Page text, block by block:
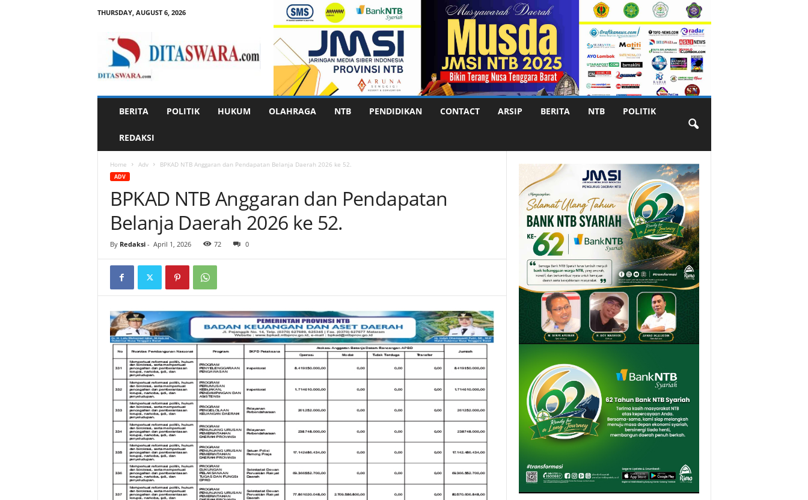
THURSDAY, AUGUST 6, 2026
s
BERITA POLITIK HUKUM OLAHRAGA NTB PENDIDIKAN CONTACT ARSIP BERITA NTB POLITIK
REDAKSI
Home Adv BPKAD NTB Anggaran dan Pendapatan Belanja Daerah 2026 ke 52.
ADV
BPKAD NTB Anggaran dan Pendapatan
Belanja Daerah 2026 ke 52.
By Redaksi- April 1, 2026 72 0